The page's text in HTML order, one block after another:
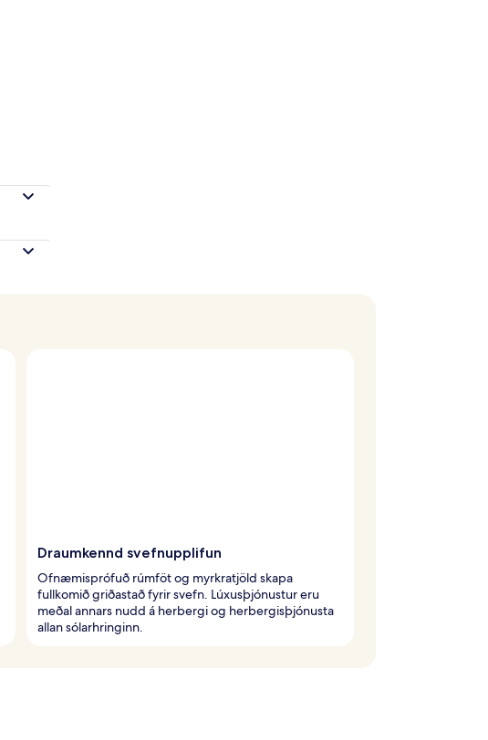
Draumkennd svefnupplifun
Ofnæmisprófuð rúmföt og myrkratjöld skapa
fullkomið griðastað fyrir svefn. Lúxusþjónustur eru
meðal annars nudd á herbergi og herbergisþjónusta
allan sólarhringinn.